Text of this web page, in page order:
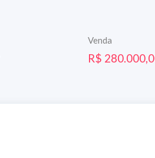
Venda
R$